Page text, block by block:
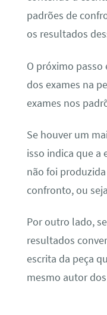
padrões de
os resultados
O próximo
dos exames na
exames nos
Se houver um
isso indica que a
não foi
confronto, ou
Por outro lado,
resultados
escrita da peça
mesmo autor